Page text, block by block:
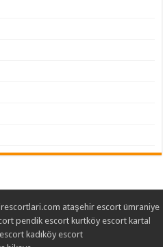
ataşehir escort ümraniye
pendik escort kurtköy escort kartal
kadıköy escort